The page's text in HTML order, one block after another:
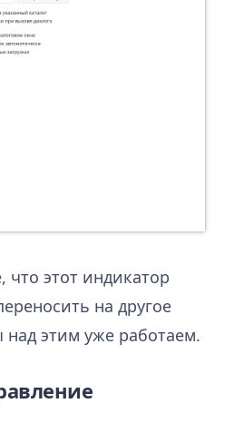
этот индикатор
на другое
этим уже работаем.